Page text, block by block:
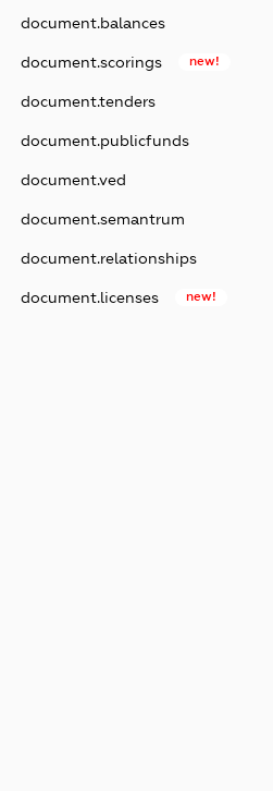
document.balances
document.scorings new!
document.tenders
document.publicfunds
document.ved
document.semantrum
document.relationships
document.licenses new!